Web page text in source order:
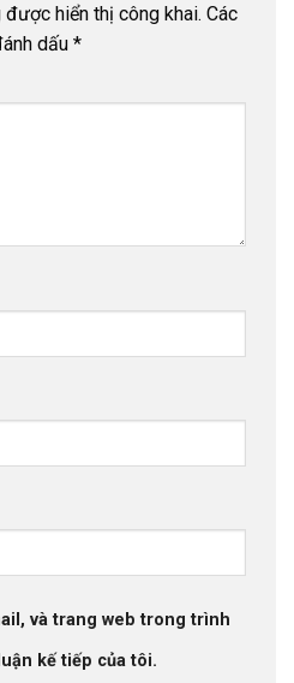
hiển thị công khai. Các
dấu *
và trang web trong trình
kế tiếp của tôi.